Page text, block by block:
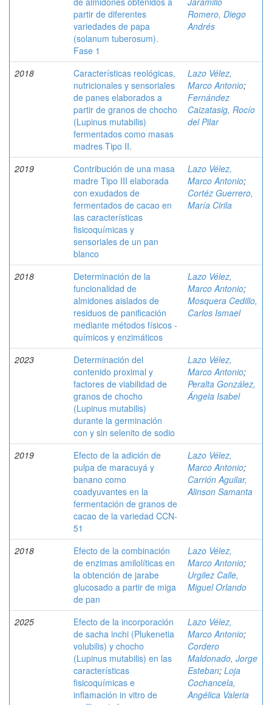
partir de diferentes
variedades de papa
(solanum tuberosum).
Fase 1
Romero, Diego
Andrés
2018
Características reológicas,
nutricionales y sensoriales
de panes elaborados a
partir de granos de chocho
(Lupinus mutabilis)
fermentados como masas
madres Tipo II.
Lazo Vélez,
Marco Antonio;
Fernández
Caizatasig, Rocío
del Pilar
2019
Contribución de una masa
madre Tipo III elaborada
con exudados de
fermentados de cacao en
las características
fisicoquímicas y
sensoriales de un pan
blanco
Lazo Vélez,
Marco Antonio;
Cortéz Guerrero,
María Cirila
2018
Determinación de la
funcionalidad de
almidones aislados de
residuos de panificación
mediante métodos físicos -
químicos y enzimáticos
Lazo Vélez,
Marco Antonio;
Mosquera Cedillo,
Carlos Ismael
2023
Determinación del
contenido proximal y
factores de viabilidad de
granos de chocho
(Lupinus mutabilis)
durante la germinación
con y sin selenito de sodio
Lazo Vélez,
Marco Antonio;
Peralta González,
Ángela Isabel
2019
Efecto de la adición de
pulpa de maracuyá y
banano como
coadyuvantes en la
fermentación de granos de
cacao de la variedad CCN-
51
Lazo Vélez,
Marco Antonio;
Carrión Aguilar,
Alinson Samanta
2018
Efecto de la combinación
de enzimas amilolíticas en
la obtención de jarabe
glucosado a partir de miga
de pan
Lazo Vélez,
Marco Antonio;
Urgilez Calle,
Miguel Orlando
2025
Efecto de la incorporación
de sacha inchi (Plukenetia
volubilis) y chocho
(Lupinus mutabilis) en las
características
fisicoquímicas e
inflamación in vitro de
Lazo Vélez,
Marco Antonio;
Cordero
Maldonado, Jorge
Esteban; Loja
Cochancela,
Angélica Valeria